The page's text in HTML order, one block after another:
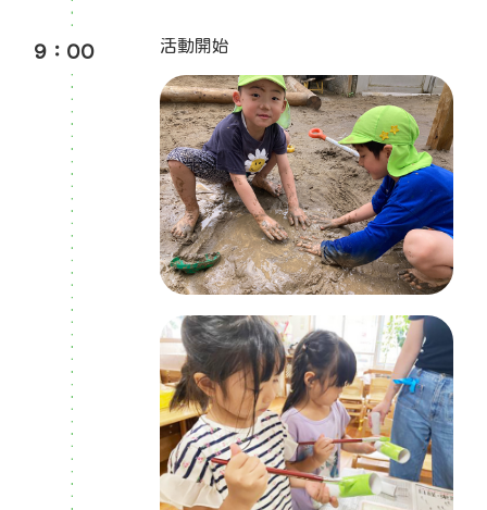
9：00 活動開始